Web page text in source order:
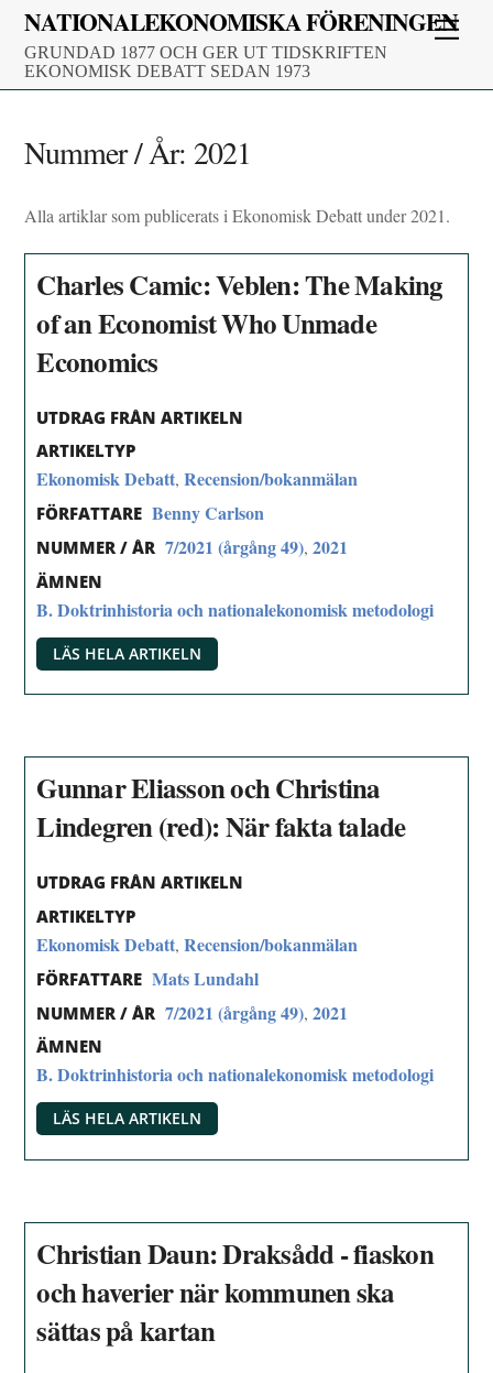
Skip
content
NATIONALEKONOMISKA FÖRENINGEN
GRUNDAD 1877 OCH GER UT TIDSKRIFTEN
EKONOMISK DEBATT SEDAN 1973
Nummer / År: 2021
Alla artiklar som publicerats i Ekonomisk Debatt under 2021.
Charles Camic: Veblen: The Making
of an Economist Who Unmade
Economics
UTDRAG FRÅN ARTIKELN
ARTIKELTYP
Ekonomisk Debatt,Recension/bokanmälan
FÖRFATTARE Benny Carlson
NUMMER / ÅR 7/2021 (årgång 49),2021
ÄMNEN
B. Doktrinhistoria och nationalekonomisk metodologi
LÄS HELA ARTIKELN
Gunnar Eliasson och Christina
Lindegren (red): När fakta talade
UTDRAG FRÅN ARTIKELN
ARTIKELTYP
Ekonomisk Debatt,Recension/bokanmälan
FÖRFATTARE Mats Lundahl
NUMMER / ÅR 7/2021 (årgång 49),2021
ÄMNEN
B. Doktrinhistoria och nationalekonomisk metodologi
LÄS HELA ARTIKELN
Christian Daun: Draksådd - fiaskon
och haverier när kommunen ska
sättas på kartan